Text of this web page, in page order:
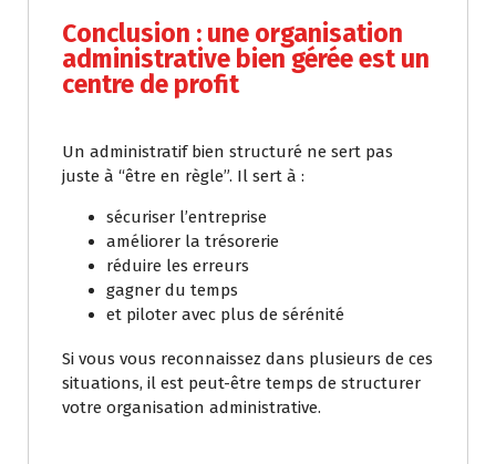
Conclusion : une organisation
administrative bien gérée est un
centre de profit
Un administratif bien structuré ne sert pas
juste à “être en règle”. Il sert à :
sécuriser l’entreprise
améliorer la trésorerie
réduire les erreurs
gagner du temps
et piloter avec plus de sérénité
Si vous vous reconnaissez dans plusieurs de ces
situations, il est peut-être temps de structurer
votre organisation administrative.